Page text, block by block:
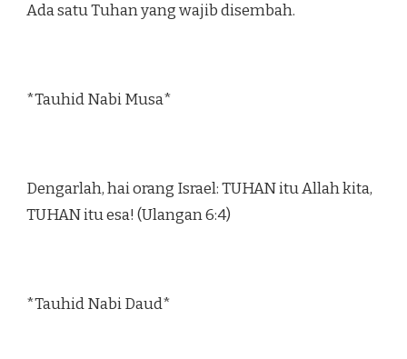
Ada satu Tuhan yang wajib disembah.
*Tauhid Nabi Musa*
Dengarlah, hai orang Israel: TUHAN itu Allah kita,
TUHAN itu esa! (Ulangan 6:4)
*Tauhid Nabi Daud*